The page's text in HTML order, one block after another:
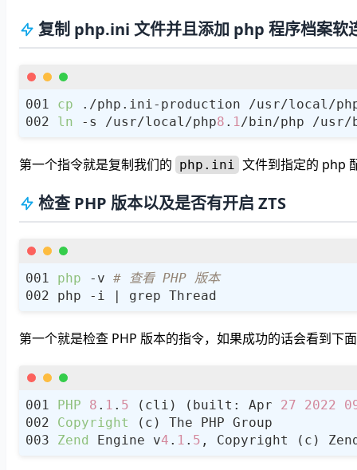
复制 php.ini 文件并且添加 php 程序档案软
cp ./php.ini-production /usr/local/
ln -s /usr/local/php8 . 1
第一个指令就是复制我们的 php.ini 文件到指定的 php
检查 PHP 版本以及是否有开启 ZTS
php -v # 查看 PHP 版本
第一个就是检查 PHP 版本的指令，如果成功的话会看到下
PHP 8 . 1 . 5 (cli) (built: Apr 27 2022
Copyright
Zend
Engine v4 . 1 . 5